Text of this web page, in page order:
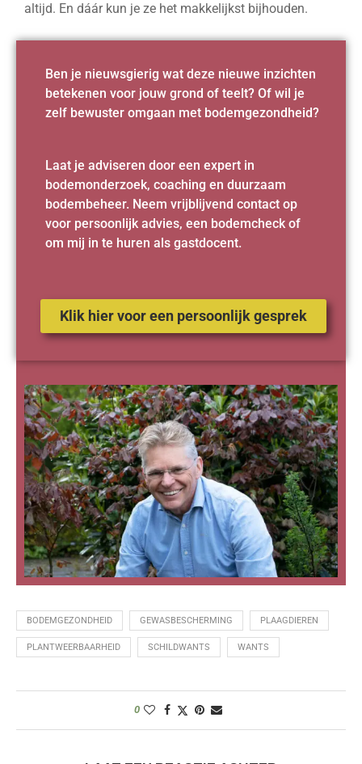
altijd. En dáár kun je ze het makkelijkst bijhouden.
Ben je nieuwsgierig wat deze nieuwe inzichten
betekenen voor jouw grond of teelt? Of wil je
zelf bewuster omgaan met bodemgezondheid?
Laat je adviseren door een expert in
bodemonderzoek, coaching en duurzaam
bodembeheer. Neem vrijblijvend contact op
voor persoonlijk advies, een bodemcheck of
om mij in te huren als gastdocent.
Klik hier voor een persoonlijk gesprek
BODEMGEZONDHEID GEWASBESCHERMING PLAAGDIEREN
PLANTWEERBAARHEID SCHILDWANTS WANTS
0